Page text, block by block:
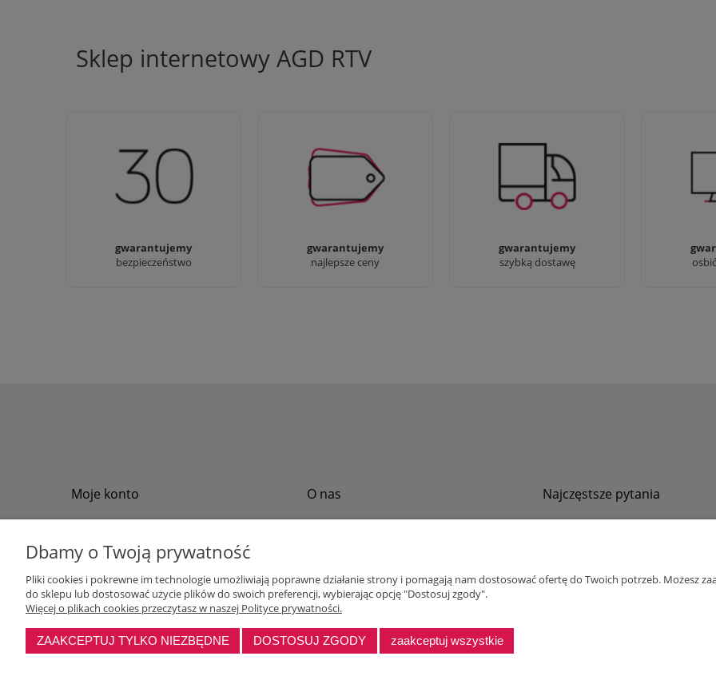
Sklep internetowy AGD RTV
gwarantujemy
bezpieczeństwo
Jesteśmy firmą z 30-letnim
doświadczeniem
gwarantujemy
najlepsze ceny
Ciężko pracujemy aby zapewnić
najlepsze oferty
gwarantujemy
szybką dostawę
90% dostaw następnego dnia,
bez dopłat!
Jesteśmy
przyjść i
Moje konto
Przechowalnia
Ustawienia konta
O nas
Polityka prywatności
Program lojalnościowy dla firm
Najczęstsze pytania
Dbamy o Twoją prywatność
Pliki cookies i pokrewne im technologie umożliwiają poprawne działanie strony i pomagają nam dostosować ofertę do Twoich potrzeb. Możesz
do sklepu lub dostosować użycie plików do swoich preferencji, wybierając opcję "Dostosuj zgody".
Więcej o plikach cookies przeczytasz w naszej Polityce prywatności.
ZAAKCEPTUJ TYLKO NIEZBĘDNE DOSTOSUJ ZGODY zaakceptuj wszystkie